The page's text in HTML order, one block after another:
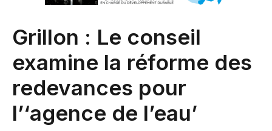
Grillon : Le conseil
examine la réforme des
redevances pour
l’‘agence de l’eau’